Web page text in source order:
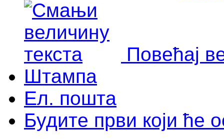
Повећај
Штампа
Ел. пошта
Будите први који ће